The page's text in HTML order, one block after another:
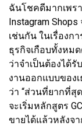
ฉันโชคดีมากเพร
Instagram
เช่นกัน ในเรื่องก
ธุรกิจเกือบทั้งหม
ว่าจำเป็นต้องได้
งานออกแบบของ
ว่า “ส่วนที่ยากที่สุ
จะเริ่มหลักสูตร
ขายได้แล้วหลังจ